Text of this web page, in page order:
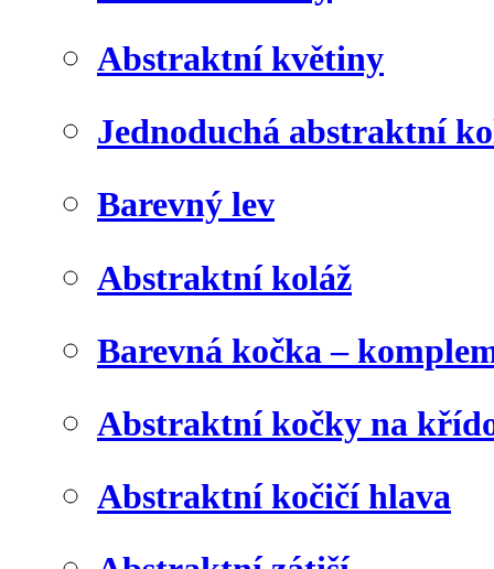
Abstraktní květiny
Jednoduchá abstraktní
Barevný lev
Abstraktní koláž
Barevná kočka –
Abstraktní kočky na
Abstraktní kočičí hlava